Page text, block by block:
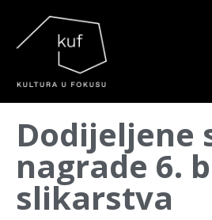
Dodijeljene
nagrade 6.
slikarstva
▼
▼